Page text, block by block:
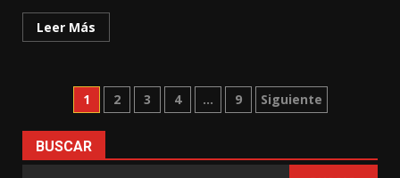
Leer Más
Paginación
de
1 2 3 4 … 9 Siguiente
BUSCAR